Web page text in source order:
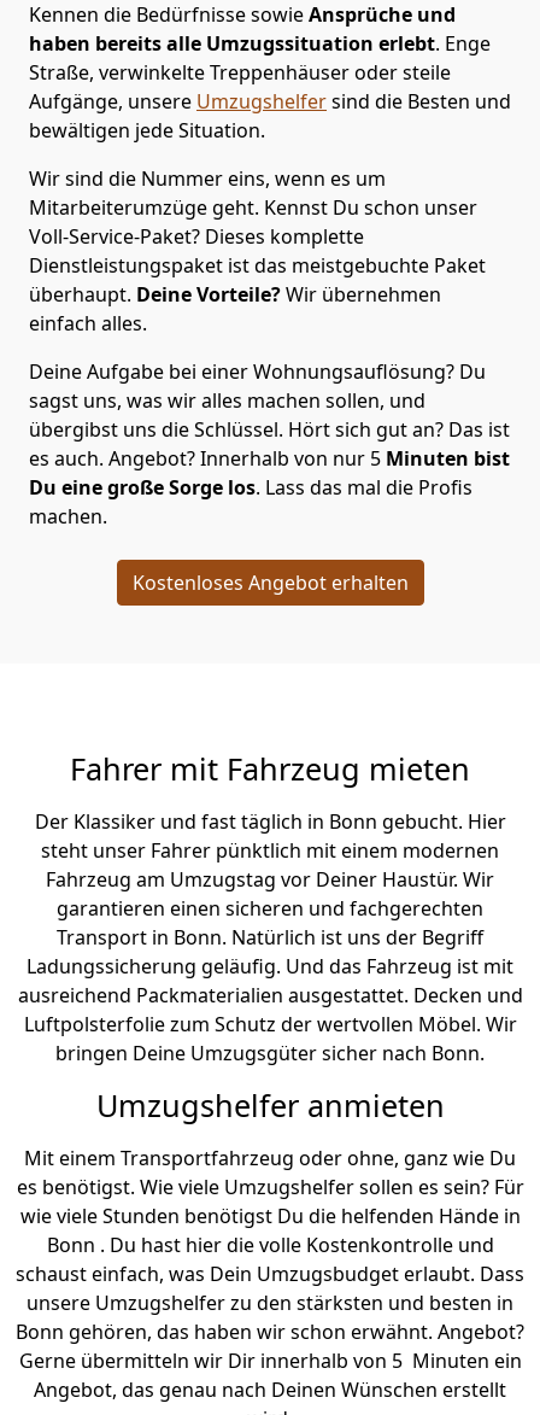
Kennen die Bedürfnisse sowieAnsprüche und
haben bereits alle Umzugssituation erlebt. Enge
Straße, verwinkelte Treppenhäuser oder steile
Aufgänge, unsere Umzugshelfersind die Besten und
bewältigen jede Situation.
Wir sind die Nummer eins, wenn es um
Mitarbeiterumzüge geht. Kennst Du schon unser
Voll-Service-Paket? Dieses komplette
Dienstleistungspaket ist das meistgebuchte Paket
überhaupt. Deine Vorteile?Wir übernehmen
einfach alles.
Deine Aufgabe bei einer Wohnungsauflösung? Du
sagst uns, was wir alles machen sollen, und
übergibst uns die Schlüssel. Hört sich gut an? Das ist
es auch. Angebot? Innerhalb von nur 5 Minuten bist
Du eine große Sorge los. Lass das mal die Profis
machen.
Kostenloses Angebot erhalten
Fahrer mit Fahrzeug mieten
Der Klassiker und fast täglich in Bonn gebucht. Hier
steht unser Fahrer pünktlich mit einem modernen
Fahrzeug am Umzugstag vor Deiner Haustür. Wir
garantieren einen sicheren und fachgerechten
Transport in Bonn. Natürlich ist uns der Begriff
Ladungssicherung geläufig. Und das Fahrzeug ist mit
ausreichend Packmaterialien ausgestattet. Decken und
Luftpolsterfolie zum Schutz der wertvollen Möbel. Wir
bringen Deine Umzugsgüter sicher nach Bonn.
Umzugshelfer anmieten
Mit einem Transportfahrzeug oder ohne, ganz wie Du
es benötigst. Wie viele Umzugshelfer sollen es sein? Für
wie viele Stunden benötigst Du die helfenden Hände in
Bonn . Du hast hier die volle Kostenkontrolle und
schaust einfach, was Dein Umzugsbudget erlaubt. Dass
unsere Umzugshelfer zu den stärksten und besten in
Bonn gehören, das haben wir schon erwähnt. Angebot?
Gerne übermitteln wir Dir innerhalb von 5 Minuten ein
Angebot, das genau nach Deinen Wünschen erstellt